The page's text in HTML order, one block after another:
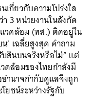
กี่ยวกับความโปร่งใส
3 หน่วยงานในสังกัด
วดล้อม (ทส.) ติดอยู่ใน
’ เฉลี่ยสูงสุด คำถาม
สินบนจริงหรือไม่” แต่
ดล้อมของไทยกำลังมี
ำนาจกำกับดูแลจึงถูก
ยชน์ระหว่างรัฐกับ